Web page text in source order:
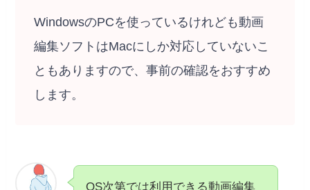
WindowsのPCを使っているけれども動画
編集ソフトはMacにしか対応していないこ
ともありますので、事前の確認をおすすめ
します。
OS次第では利用できる動画編集